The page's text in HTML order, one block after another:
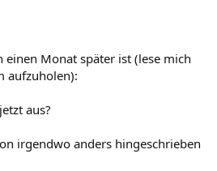
einen Monat später ist (lese mich
aufzuholen):
aus?
irgendwo anders hingeschrieben